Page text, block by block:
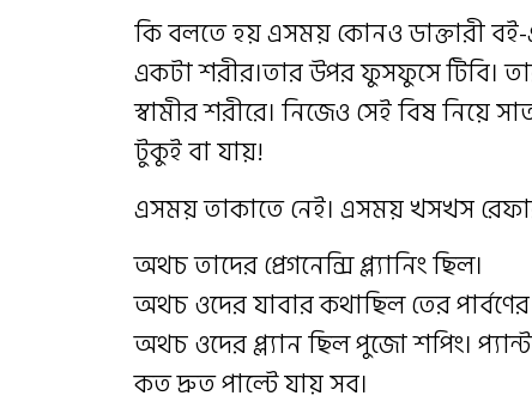
কি বলতে হয় এসময় কোনও ডাক্তারী বই-
একটা শরীর।তার উপর ফুসফুসে টিবি।
স্বামীর শরীরে। নিজেও সেই বিষ
টুকুই বা যায়!
এসময় তাকাতে নেই। এসময় খসখস
অথচ তাদের প্রেগনেন্সি প্ল্যানিং ছিল।
অথচ ওদের যাবার কথাছিল তের পার্বণের
অথচ ওদের প্ল্যান ছিল পুজো শপিং।
কত দ্রুত পাল্টে যায় সব।